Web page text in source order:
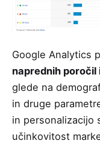
Google Analytics
naprednih
glede na
in druge
in personalizacijo
učinkovitost